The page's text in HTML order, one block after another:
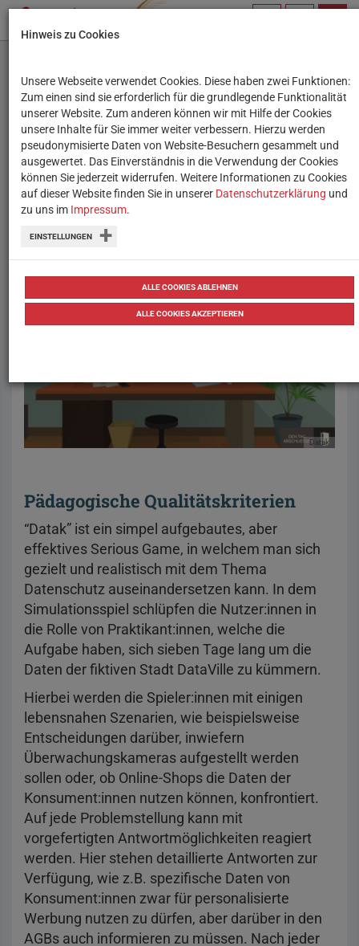
Datak
Ein detailliertes Lernspiel, um das
Thema Datenschutz kritisch zu
hinterfragen.
Ende Sek. 1 & Sek. 2
Datak
Pädagogische Qualitätskriterien
“Datak” ist ein simpel aufgebautes, aber
effektives Serious Game, in welchem man sich
gezielt und realistisch mit dem Thema
Datenschutz auseinandersetzen kann. In dem
Simulationsspiel schlüpfen die Nutzer:innen in
die Rolle von Praktikant:innen, welche die
Aufgabe haben, sich sieben Tage lang um die
Daten der fiktiven Stadt DataVille zu kümmern.
Hierbei werden die Spieler:innen mit einigen
lebensnahen Szenarien, wie beispielsweise
Entscheidungen darüber, inwiefern
Überwachungskameras aufgestellt werden
sollen oder, ob Online-Shops die Daten der
Konsument:innen nutzen können, konfrontiert.
Auf jede Problemstellung kann mit
vorgefertigten Antwortmöglichkeiten reagiert
werden. Hier stehen detaillierte Antworten zur
Verfügung, wie z.B. spezifische Daten von
Konsument:innen zwar für personalisierte
Werbung nutzen zu dürfen, aber darüber in den
AGBs auch informieren zu müssen. Nach jeder
Hinweis zu Cookies
Unsere Webseite verwendet Cookies. Diese haben zwei Funktionen:
Zum einen sind sie erforderlich für die grundlegende Funktionalität
unserer Website. Zum anderen können wir mit Hilfe der Cookies
unsere Inhalte für Sie immer weiter verbessern. Hierzu werden
pseudonymisierte Daten von Website-Besuchern gesammelt und
ausgewertet. Das Einverständnis in die Verwendung der Cookies
können Sie jederzeit widerrufen. Weitere Informationen zu Cookies
auf dieser Website finden Sie in unserer Datenschutzerklärung und
zu uns im Impressum.
EINSTELLUNGEN
ALLE COOKIES ABLEHNEN
ALLE COOKIES AKZEPTIEREN